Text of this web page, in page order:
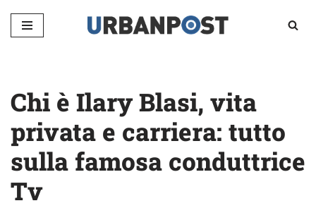
Vai
Chi è Ilary Blasi, vita
privata e carriera: tutto
sulla famosa conduttrice
Tv